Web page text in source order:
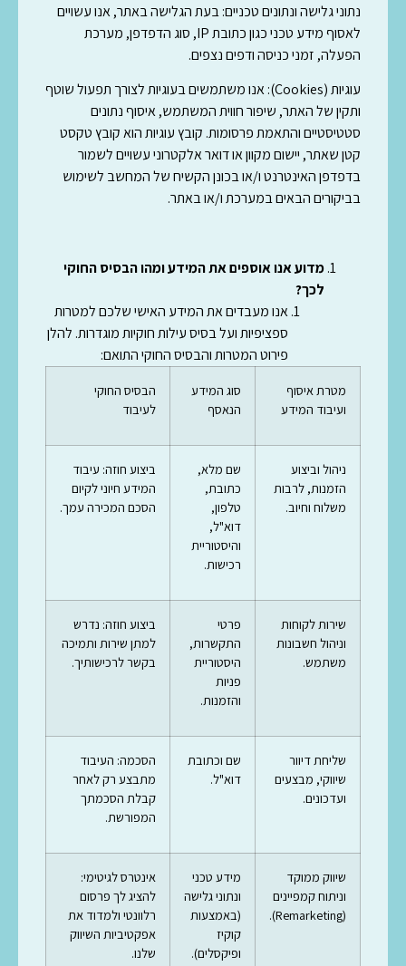
נתוני גלישה ונתונים טכניים: בעת הגלישה באתר, אנו עשויים
לאסוף מידע טכני כגון כתובת IP, סוג הדפדפן, מערכת
הפעלה, זמני כניסה ודפים נצפים.
עוגיות (Cookies)
: אנו משתמשים בעוגיות לצורך תפעול שוטף
ותקין של האתר, שיפור חווית המשתמש, איסוף נתונים
סטטיסטיים והתאמת פרסומות. קובץ עוגיות הוא קובץ טקסט
קטן שאתר, יישום מקוון או דואר אלקטרוני עשויים לשמור
בדפדפן האינטרנט ו/או בכונן הקשיח של המחשב לשימוש
בביקורים הבאים במערכת ו/או באתר.
מדוע אנו אוספים את המידע ומהו הבסיס החוקי
לכך?
אנו מעבדים את המידע האישי שלכם למטרות
ספציפיות ועל בסיס עילות חוקיות מוגדרות. להלן
פירוט המטרות והבסיס החוקי התואם:
מטרת איסוף
ועיבוד המידע
סוג המידע
הנאסף
הבסיס החוקי
לעיבוד
ניהול וביצוע
הזמנות, לרבות
משלוח וחיוב.
שם מלא,
כתובת,
טלפון,
דוא"ל,
והיסטוריית
רכישות.
ביצוע חוזה: עיבוד
המידע חיוני לקיום
הסכם המכירה עמך.
שירות לקוחות
וניהול חשבונות
משתמש.
פרטי
התקשרות,
היסטוריית
פניות
והזמנות.
ביצוע חוזה: נדרש
למתן שירות ותמיכה
בקשר לרכישותיך.
שליחת דיוור
שיווקי, מבצעים
ועדכונים.
שם וכתובת
דוא"ל.
הסכמה: העיבוד
מתבצע רק לאחר
קבלת הסכמתך
המפורשת.
שיווק ממוקד
וניתוח קמפיינים
(Remarketing).
מידע טכני
ונתוני גלישה
(באמצעות
קוקיז
ופיקסלים).
אינטרס לגיטימי:
להציג לך פרסום
רלוונטי ולמדוד את
אפקטיביות השיווק
שלנו.